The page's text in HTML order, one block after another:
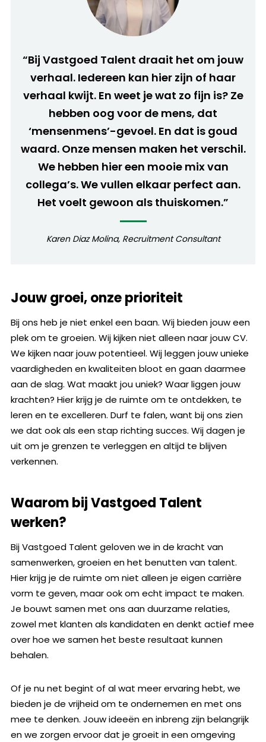
“Bij Vastgoed Talent draait het om jouw
verhaal. Iedereen kan hier zijn of haar
verhaal kwijt. En weet je wat zo fijn is? Ze
hebben oog voor de mens, dat
‘mensenmens’-gevoel. En dat is goud
waard. Onze mensen maken het verschil.
We hebben hier een mooie mix van
collega’s. We vullen elkaar perfect aan.
Het voelt gewoon als thuiskomen.”
Karen Diaz Molina, Recruitment Consultant
Jouw groei, onze prioriteit
Bij ons heb je niet enkel een baan. Wij bieden jouw een
plek om te groeien. Wij kijken niet alleen naar jouw CV.
We kijken naar jouw potentieel. Wij leggen jouw unieke
vaardigheden en kwaliteiten bloot en gaan daarmee
aan de slag. Wat maakt jou uniek? Waar liggen jouw
krachten? Hier krijg je de ruimte om te ontdekken, te
leren en te excelleren. Durf te falen, want bij ons zien
we dat ook als een stap richting succes. Wij dagen je
uit om je grenzen te verleggen en altijd te blijven
verkennen.
Waarom bij Vastgoed Talent
werken?
Bij Vastgoed Talent geloven we in de kracht van
samenwerken, groeien en het benutten van talent.
Hier krijg je de ruimte om niet alleen je eigen carrière
vorm te geven, maar ook om echt impact te maken.
Je bouwt samen met ons aan duurzame relaties,
zowel met klanten als kandidaten en denkt actief mee
over hoe we samen het beste resultaat kunnen
behalen.
Of je nu net begint of al wat meer ervaring hebt, we
bieden je de vrijheid om te ondernemen en met ons
mee te denken. Jouw ideeën en inbreng zijn belangrijk
en we zorgen ervoor dat je groeit in een omgeving